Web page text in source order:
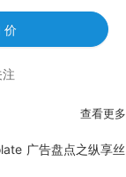
价
注
查看更多
广告盘点之纵享丝